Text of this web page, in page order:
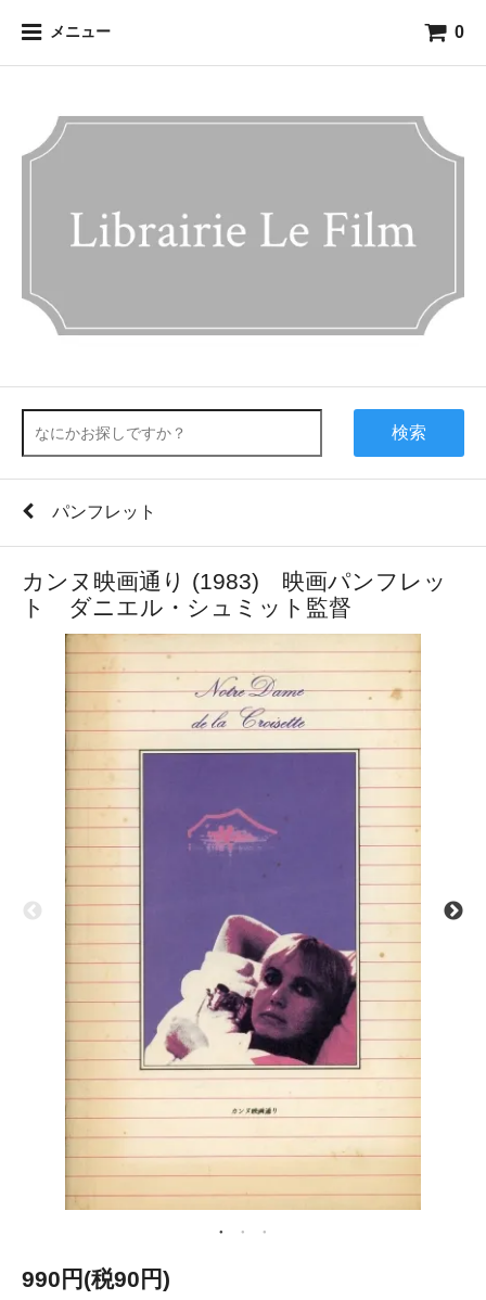
メニュー 0
検索
パンフレット
カンヌ映画通り (1983) 映画パンフレッ
ト ダニエル・シュミット監督
990円(税90円)